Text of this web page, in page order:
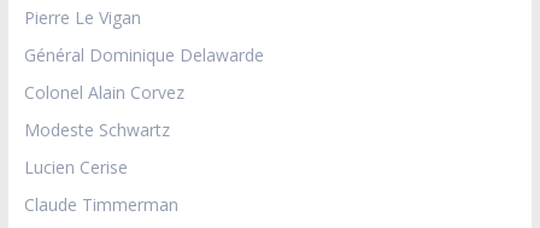
Pierre Le Vigan
Général Dominique Delawarde
Colonel Alain Corvez
Modeste Schwartz
Lucien Cerise
Claude Timmerman